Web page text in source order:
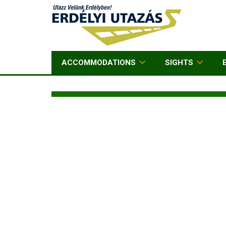
ACCOMMODATIONS SIGHTS